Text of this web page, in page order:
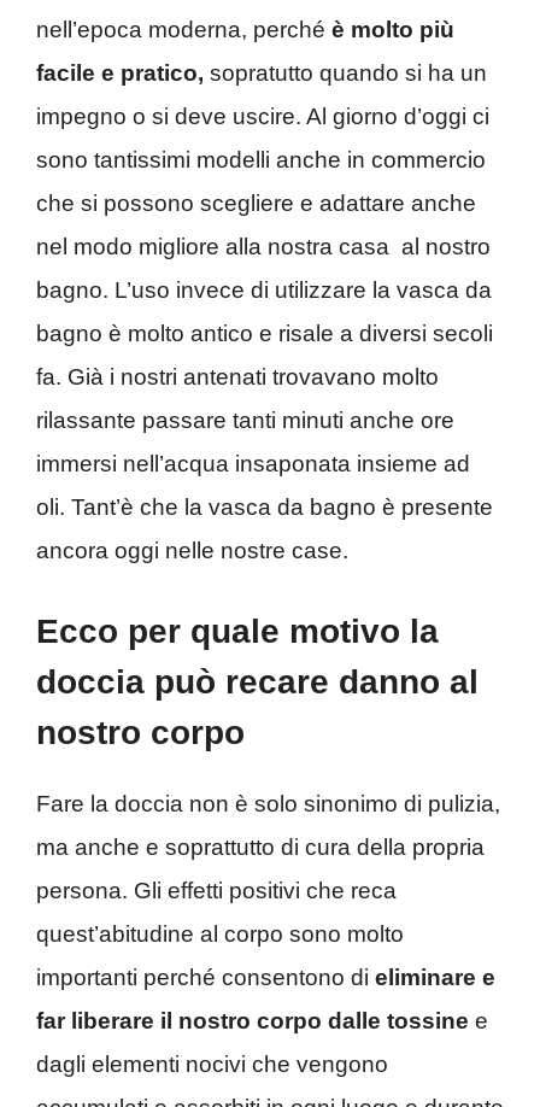
nell’epoca moderna, perché è molto più
facile e pratico, sopratutto quando si ha un
impegno o si deve uscire. Al giorno d’oggi ci
sono tantissimi modelli anche in commercio
che si possono scegliere e adattare anche
nel modo migliore alla nostra casa al nostro
bagno. L’uso invece di utilizzare la vasca da
bagno è molto antico e risale a diversi secoli
fa. Già i nostri antenati trovavano molto
rilassante passare tanti minuti anche ore
immersi nell’acqua insaponata insieme ad
oli. Tant’è che la vasca da bagno è presente
ancora oggi nelle nostre case.
Ecco per quale motivo la
doccia può recare danno al
nostro corpo
Fare la doccia non è solo sinonimo di pulizia,
ma anche e soprattutto di cura della propria
persona. Gli effetti positivi che reca
quest’abitudine al corpo sono molto
importanti perché consentono di eliminare e
far liberare il nostro corpo dalle tossine e
dagli elementi nocivi che vengono